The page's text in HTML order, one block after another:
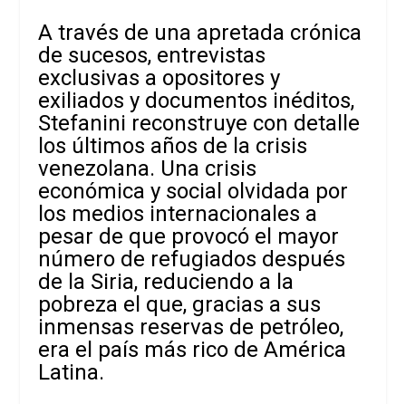
A través de una apretada crónica
de sucesos, entrevistas
exclusivas a opositores y
exiliados y documentos inéditos,
Stefanini reconstruye con detalle
los últimos años de la crisis
venezolana. Una crisis
económica y social olvidada por
los medios internacionales a
pesar de que provocó el mayor
número de refugiados después
de la Siria, reduciendo a la
pobreza el que, gracias a sus
inmensas reservas de petróleo,
era el país más rico de América
Latina.